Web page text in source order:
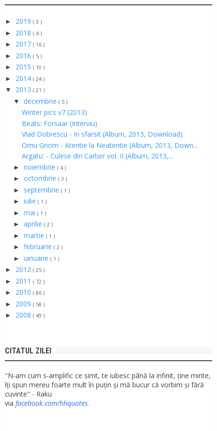
► 2019 ( 3 )
► 2018 ( 4 )
► 2017 ( 16 )
► 2016 ( 5 )
► 2015 ( 10 )
► 2014 ( 24 )
▼ 2013 ( 21 )
▼ decembrie ( 5 )
Winter pics v7 (2013)
Beats: Forsaar (Interviu)
Vlad Dobrescu - In sfarsit (Album, 2013, Download)
Omu Gnom - Atentie la Neatentie (Album, 2013, Down...
Argatu' - Culese din Cartier vol. II (Album, 2013,...
► noiembrie ( 4 )
► octombrie ( 3 )
► septembrie ( 1 )
► iulie ( 1 )
► mai ( 1 )
► aprilie ( 2 )
► martie ( 1 )
► februarie ( 2 )
► ianuarie ( 1 )
► 2012 ( 25 )
► 2011 ( 72 )
► 2010 ( 86 )
► 2009 ( 58 )
► 2008 ( 49 )
CITATUL ZILEI
"N-am cum s-amplific ce simt, te iubesc până la infinit, ține minte,
îți spun mereu foarte mult în puțin și mă bucur că vorbim și fără
cuvinte" - Raku
via facebook.com/hhquotes.